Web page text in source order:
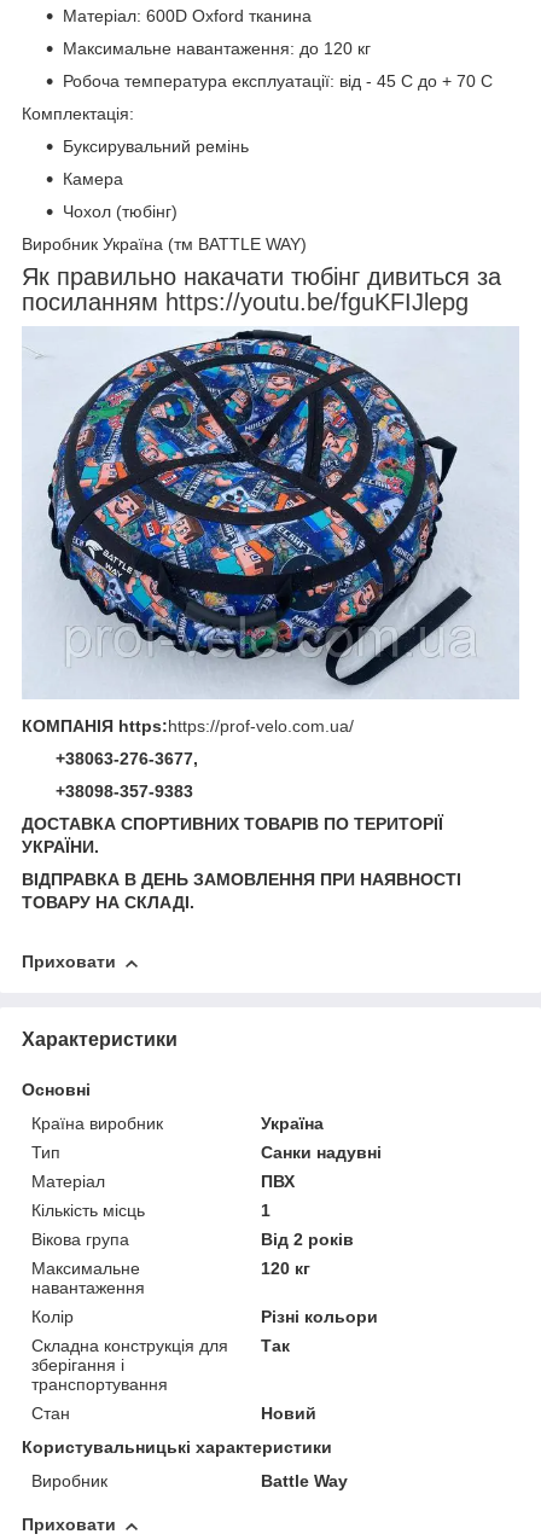
Матеріал: 600D Oxford тканина
Максимальне навантаження: до 120 кг
Робоча температура експлуатації: від - 45 С до + 70 С
Комплектація:
Буксирувальний ремінь
Камера
Чохол (тюбінг)
Виробник Україна (тм BATTLE WAY)
Як правильно накачати тюбінг дивиться за
посиланням https://youtu.be/fguKFIJlepg
КОМПАНІЯ https:https://prof-velo.com.ua/
+38063-276-3677,
+38098-357-9383
ДОСТАВКА СПОРТИВНИХ ТОВАРІВ ПО ТЕРИТОРІЇ
УКРАЇНИ.
ВІДПРАВКА В ДЕНЬ ЗАМОВЛЕННЯ ПРИ НАЯВНОСТІ
ТОВАРУ НА СКЛАДІ.
Приховати
Характеристики
Основні
Країна виробник
Україна
Тип
Санки надувні
Матеріал
ПВХ
Кількість місць
1
Вікова група
Від 2 років
Максимальне
навантаження
120 кг
Колір
Різні кольори
Складна конструкція для
зберігання і
транспортування
Так
Стан
Новий
Користувальницькі характеристики
Виробник
Battle Way
Приховати